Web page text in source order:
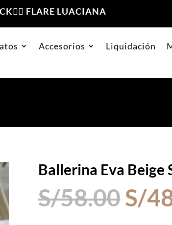
FLARE LUACIANA
Accesorios Liquidación
Ballerina Eva Beige
S/58.00El
S/